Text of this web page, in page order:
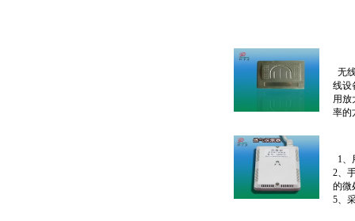
无
线设
用放
率的
1、
2、
的微
5、